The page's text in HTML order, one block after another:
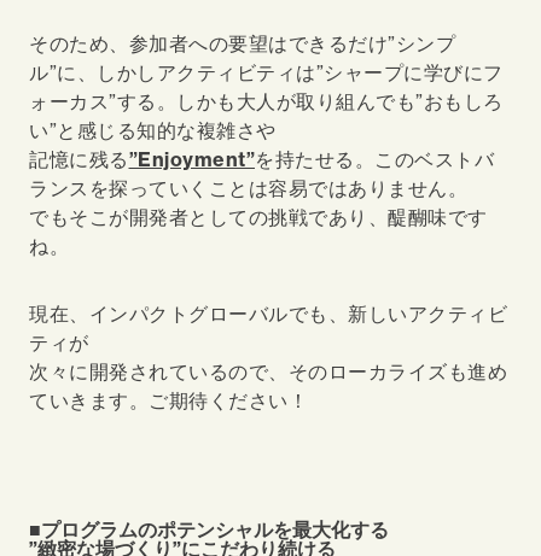
そのため、参加者への要望はできるだけ”シンプ
ル”に、しかしアクティビティは”シャープに学びにフ
ォーカス”する。しかも大人が取り組んでも”おもしろ
い”と感じる知的な複雑さや
記憶に残る”Enjoyment”を持たせる。このベストバ
ランスを探っていくことは容易ではありません。
でもそこが開発者としての挑戦であり、醍醐味です
ね。
現在、インパクトグローバルでも、新しいアクティビ
ティが
次々に開発されているので、そのローカライズも進め
ていきます。ご期待ください！
■プログラムのポテンシャルを最大化する
”緻密な場づくり”にこだわり続ける